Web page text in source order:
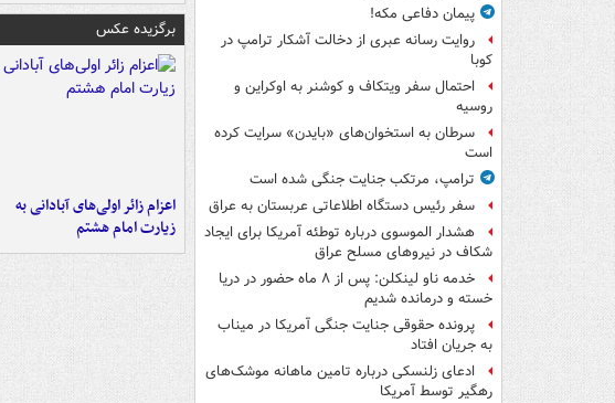
پیمان دفاعی مکه!
روایت رسانه عبری از دخالت آشکار ترامپ در
کوبا
احتمال سفر ویتکاف و کوشنر به اوکراین و
روسیه
سرطان به استخوان‌های «بایدن» سرایت کرده
است
ترامپ، مرتکب جنایت جنگی شده است
سفر رئیس دستگاه اطلاعاتی عربستان به عراق
هشدار الموسوی درباره توطئه آمریکا برای ایجاد
شکاف در نیروهای مسلح عراق
خدمه ناو لینکلن: پس از ۸ ماه حضور در دریا
خسته و درمانده‌ شدیم
پرونده حقوقی جنایت جنگی آمریکا در میناب
به جریان افتاد
ادعای زلنسکی درباره تامین ماهانه موشک‌های
رهگیر توسط آمریکا
برگزیده عکس
اعزام زائر اولی‌های آبادانی به
زیارت امام هشتم